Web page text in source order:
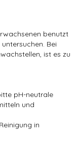
benutzt
Bei
ist es zu
pH-neutrale
und
in